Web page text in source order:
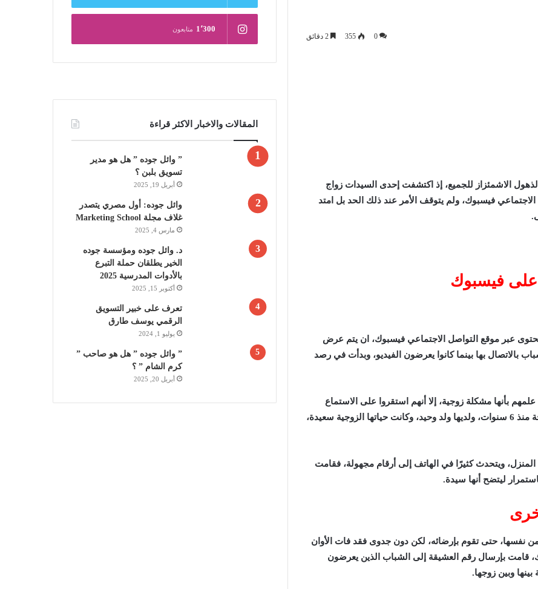
0
355
الاشمئزاز للجميع، إذ اكتشفت إحدى السيدات زواج
فيسبوك، ولم يتوقف الأمر عند ذلك الحد بل امتد
فيسبوك
عبر موقع التواصل الاجتماعي فيسبوك، ان يتم عرض
بالاتصال بها بينما كانوا يعرضون الفيديو، وبدأت في رصد
بأنها مشكلة زوجية، إلا أنهم استقروا على الاستماع
إليها، فقامت بعرض مشكلتها والتي تتمثل في أنها متزوجة منذ 6 سنوات، ولديها ولد وحيد، وكانت حياتها الزوجية سعيدة،
ويتحدث كثيرًا في الهاتف إلى أرقام مجهولة، فقامت
ليتضح أنها سيدة.
نفسها، حتى تقوم بإرضائه، لكن دون جدوى فقد فات الأوان
قامت بإرسال رقم العشيقة إلى الشباب الذين يعرضون
وبين زوجها.
1٬300 متابعون
المقالات والاخبار الاكثر قراءة
” وائل جوده ” هل هو مدير
تسويق بلبن ؟
أبريل 19, 2025
وائل جوده: أول مصري يتصدر
غلاف مجلة Marketing School
مارس 4, 2025
د. وائل جوده ومؤسسة جوده
الخير يطلقان حملة التبرع
بالأدوات المدرسية 2025
أكتوبر 15, 2025
تعرف على خبير التسويق
الرقمي يوسف طارق
يوليو 1, 2024
” وائل جوده ” هل هو صاحب ”
كرم الشام ” ؟
أبريل 20, 2025